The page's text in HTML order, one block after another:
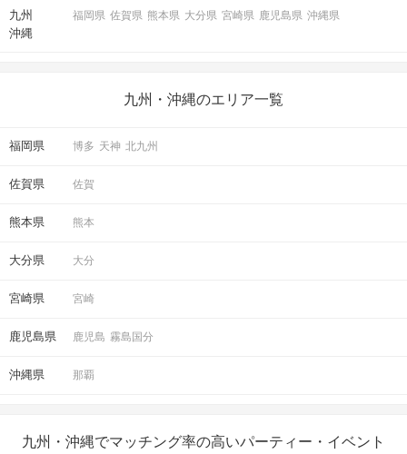
九州
沖縄
福岡県 佐賀県 熊本県 大分県 宮崎県 鹿児島県 沖縄県
九州・沖縄のエリア一覧
福岡県 博多 天神 北九州
佐賀県 佐賀
熊本県 熊本
大分県 大分
宮崎県 宮崎
鹿児島県 鹿児島 霧島国分
沖縄県 那覇
九州・沖縄でマッチング率の高いパーティー・イベント